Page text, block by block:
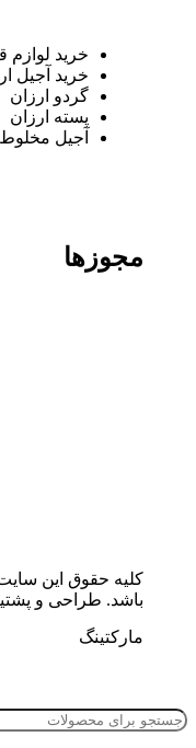
خرید لوازم
خرید آجیل
گردو ارزان
پسته ارزان
آجیل مخلوط
مجوزها
کلیه حقوق این
باشد. طراحی و
مارکتینگ